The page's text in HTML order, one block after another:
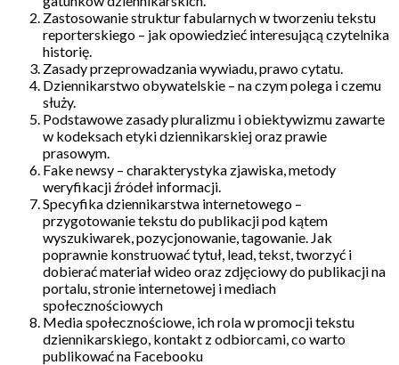
Zastosowanie struktur fabularnych w tworzeniu tekstu
reporterskiego – jak opowiedzieć interesującą czytelnika
historię.
Zasady przeprowadzania wywiadu, prawo cytatu.
Dziennikarstwo obywatelskie – na czym polega i czemu
służy.
Podstawowe zasady pluralizmu i obiektywizmu zawarte
w kodeksach etyki dziennikarskiej oraz prawie
prasowym.
Fake newsy – charakterystyka zjawiska, metody
weryfikacji źródeł informacji.
Specyfika dziennikarstwa internetowego –
przygotowanie tekstu do publikacji pod kątem
wyszukiwarek, pozycjonowanie, tagowanie. Jak
poprawnie konstruować tytuł, lead, tekst, tworzyć i
dobierać materiał wideo oraz zdjęciowy do publikacji na
portalu, stronie internetowej i mediach
społecznościowych
Media społecznościowe, ich rola w promocji tekstu
dziennikarskiego, kontakt z odbiorcami, co warto
publikować na Facebooku